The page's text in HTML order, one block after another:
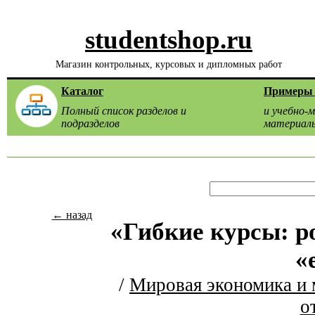
studentshop.ru
Магазин контрольных, курсовых и дипломных работ
Каталог
Полный список разделов и
подразделов
Примеры
и учебно-
← назад
«Гибкие курсы:
/ Мировая экономика и